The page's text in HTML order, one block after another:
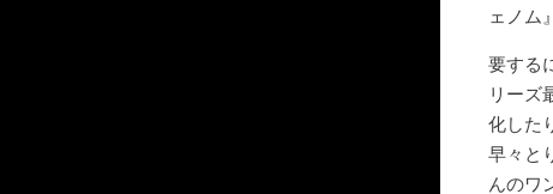
ェノム
要する
リーズ
化した
早々と
んのワ